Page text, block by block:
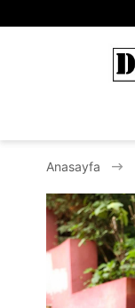
Anasayfa